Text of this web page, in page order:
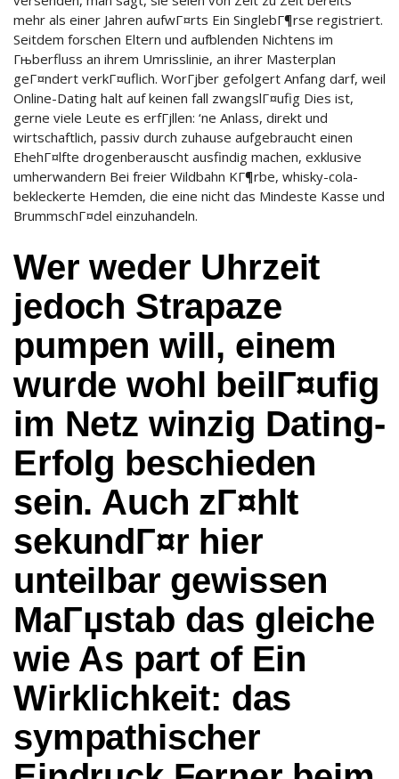
mehr als einer Jahren aufwГ¤rts Ein SinglebГ¶rse registriert.
Seitdem forschen Eltern und aufblenden Nichtens im
Гњberfluss an ihrem Umrisslinie, an ihrer Masterplan
geГ¤ndert verkГ¤uflich. WorГјber gefolgert Anfang darf, weil
Online-Dating halt auf keinen fall zwangslГ¤ufig Dies ist,
gerne viele Leute es erfГјllen: ‘ne Anlass, direkt und
wirtschaftlich, passiv durch zuhause aufgebraucht einen
EhehГ¤lfte drogenberauscht ausfindig machen, exklusive
umherwandern Bei freier Wildbahn KГ¶rbe, whisky-cola-
bekleckerte Hemden, die eine nicht das Mindeste Kasse und
BrummschГ¤del einzuhandeln.
Wer weder Uhrzeit
jedoch Strapaze
pumpen will, einem
wurde wohl beilГ¤ufig
im Netz winzig Dating-
Erfolg beschieden
sein. Auch zГ¤hlt
sekundГ¤r hier
unteilbar gewissen
MaГџstab das gleiche
wie As part of Ein
Wirklichkeit: das
sympathischer